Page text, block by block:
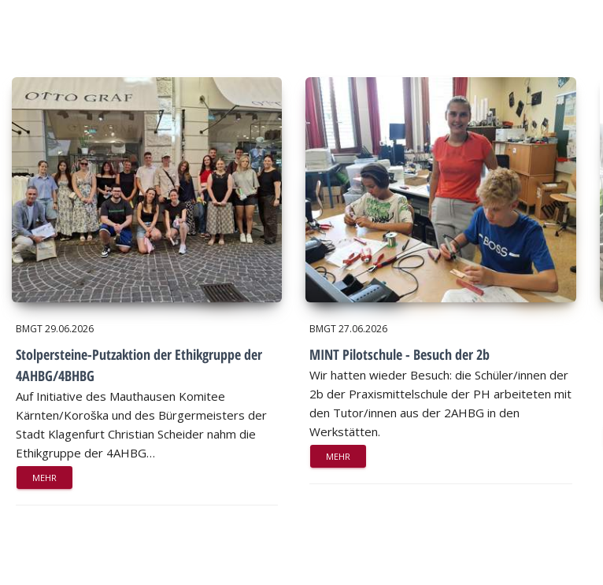
BMGT29.06.2026
Stolpersteine-Putzaktion der Ethikgruppe der
4AHBG/4BHBG
Auf Initiative des Mauthausen Komitee
Kärnten/Koroška und des Bürgermeisters der
Stadt Klagenfurt Christian Scheider nahm die
Ethikgruppe der 4AHBG…
MEHR
BMGT27.06.2026
MINT Pilotschule - Besuch der 2b
Wir hatten wieder Besuch: die Schüler/innen der
2b der Praxismittelschule der PH arbeiteten mit
den Tutor/innen aus der 2AHBG in den
Werkstätten.
MEHR